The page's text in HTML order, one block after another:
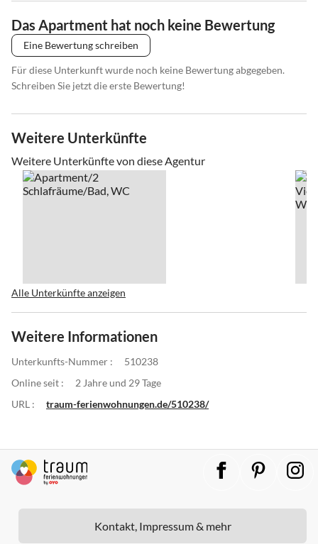
Das Apartment hat noch keine Bewertung
Eine Bewertung schreiben
Für diese Unterkunft wurde noch keine Bewertung abgegeben.
Schreiben Sie jetzt die erste Bewertung!
Weitere Unterkünfte
Weitere Unterkünfte von diese Agentur
Alle Unterkünfte anzeigen
Weitere Informationen
Unterkunfts-Nummer :
510238
Online seit :
2 Jahre und 29 Tage
URL :
traum-ferienwohnungen.de/510238/
Kontakt, Impressum & mehr